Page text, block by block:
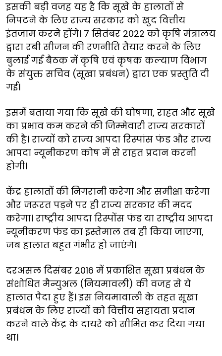
इसकी बड़ी वजह यह है कि सूखे के हालातों से
निपटने के लिए राज्य सरकार को खुद वित्तीय
इंतजाम करने होंगे। 7 सितंबर 2022 को कृषि मंत्रालय
द्वारा रबी सीजन की रणनीति तैयार करने के लिए
बुलाई गई बैठक में कृषि एवं कृषक कल्याण विभाग
के संयु्क्त सचिव (सूखा प्रबंधन) द्वारा एक प्रस्तुति दी
गई।
इसमें बताया गया कि सूखे की घोषणा, राहत और सूखे
का प्रभाव कम करने की जिम्मेवारी राज्य सरकारों
की है। राज्यों को राज्य आपदा रिस्पांस फंड और राज्य
आपदा न्यूनीकरण कोष में से राहत प्रदान करनी
होगी।
केंद्र हालातों की निगरानी करेगा और समीक्षा करेगा
और जरूरत पड़ने पर ही राज्य सरकार की मदद
करेगा। राष्ट्रीय आपदा रिस्पोंस फंड या राष्ट्रीय आपदा
न्यूनीकरण फंड का इस्तेमाल तब ही किया जाएगा,
जब हालात बहुत गंभीर हो जाएंगे।
दरअसल दिसंबर 2016 में प्रकाशित सूखा प्रबंधन के
संशोधित मैन्युअल (नियमावली) की वजह से ये
हालात पैदा हुए हैं। इस नियमावाली के तहत सूखा
प्रबंधन के लिए राज्यों को वित्तीय सहायता प्रदान
करने वाले केंद्र के दायरे को सीमित कर दिया गया
था।